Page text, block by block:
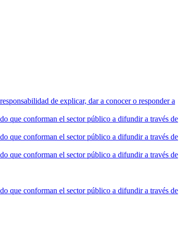
de explicar, dar a conocer o responder a
que conforman el sector público a difundir a través de
que conforman el sector público a difundir a través de
que conforman el sector público a difundir a través de
que conforman el sector público a difundir a través de